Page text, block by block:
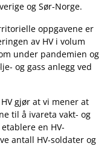
og Sør-Norge.
oppgavene er
av HV i volum
under pandemien og
og gass anlegg ved
gjør at vi mener at
til å ivareta vakt- og
en HV-
antall HV-soldater og